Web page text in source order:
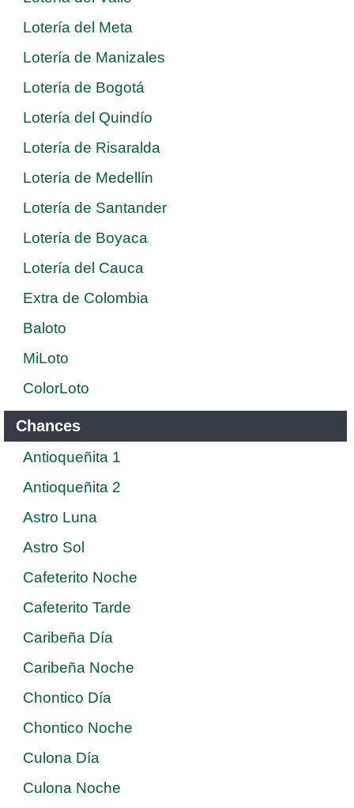
Lotería del Meta
Lotería de Manizales
Lotería de Bogotá
Lotería del Quindío
Lotería de Risaralda
Lotería de Medellín
Lotería de Santander
Lotería de Boyaca
Lotería del Cauca
Extra de Colombia
Baloto
MiLoto
ColorLoto
Chances
Antioqueñita 1
Antioqueñita 2
Astro Luna
Astro Sol
Cafeterito Noche
Cafeterito Tarde
Caribeña Día
Caribeña Noche
Chontico Día
Chontico Noche
Culona Día
Culona Noche